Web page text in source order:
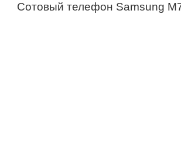
Сотовый телефон Samsung